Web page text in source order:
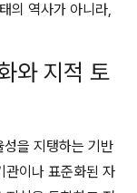
의 역사가 아니라,
와 지적 토
을 지탱하는 기반
관이나 표준화된 자